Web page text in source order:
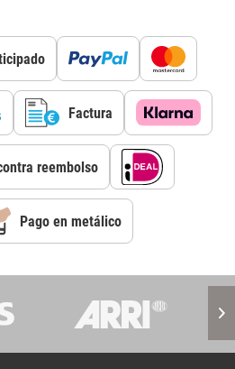
Factura
reembolso
Pago en metálico